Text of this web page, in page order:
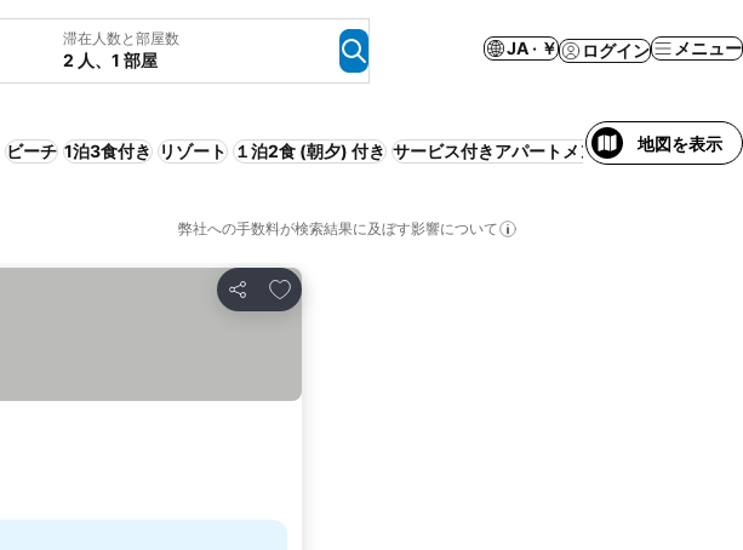
滞在人数と部屋数
2 人、1 部屋
JA · ￥ ログイン メニュー
ビーチ 1泊3食付き リゾート １泊2食 (朝夕) 付き サービス付きアパートメント 屋内プール
地図を表示
弊社への手数料が検索結果に及ぼす影響について
シェア
お気に入りに追加